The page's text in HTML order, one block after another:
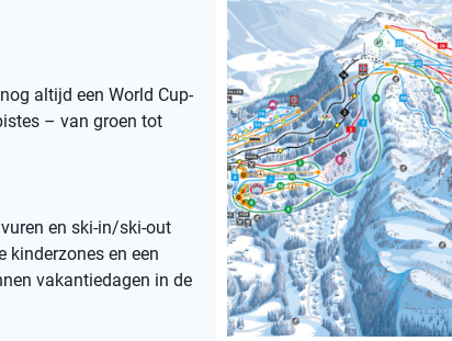
altijd een World Cup-
– van groen tot
en ski-in/ski-out
kinderzones en een
vakantiedagen in de